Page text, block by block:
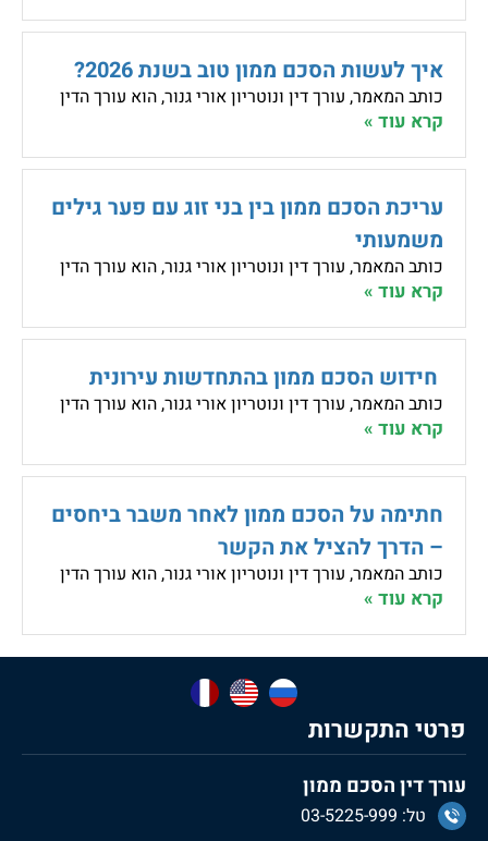
איך לעשות הסכם ממון טוב בשנת 2026?
כותב המאמר, עורך דין ונוטריון אורי גנור, הוא עורך הדין
קרא עוד »
עריכת הסכם ממון בין בני זוג עם פער גילים
משמעותי
כותב המאמר, עורך דין ונוטריון אורי גנור, הוא עורך הדין
קרא עוד »
חידוש הסכם ממון בהתחדשות עירונית
כותב המאמר, עורך דין ונוטריון אורי גנור, הוא עורך הדין
קרא עוד »
חתימה על הסכם ממון לאחר משבר ביחסים
– הדרך להציל את הקשר
כותב המאמר, עורך דין ונוטריון אורי גנור, הוא עורך הדין
קרא עוד »
פרטי התקשרות
עורך דין הסכם ממון
טל: 03-5225-999